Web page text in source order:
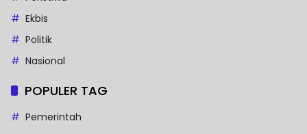
Ekbis
Politik
Nasional
POPULER TAG
Pemerintah